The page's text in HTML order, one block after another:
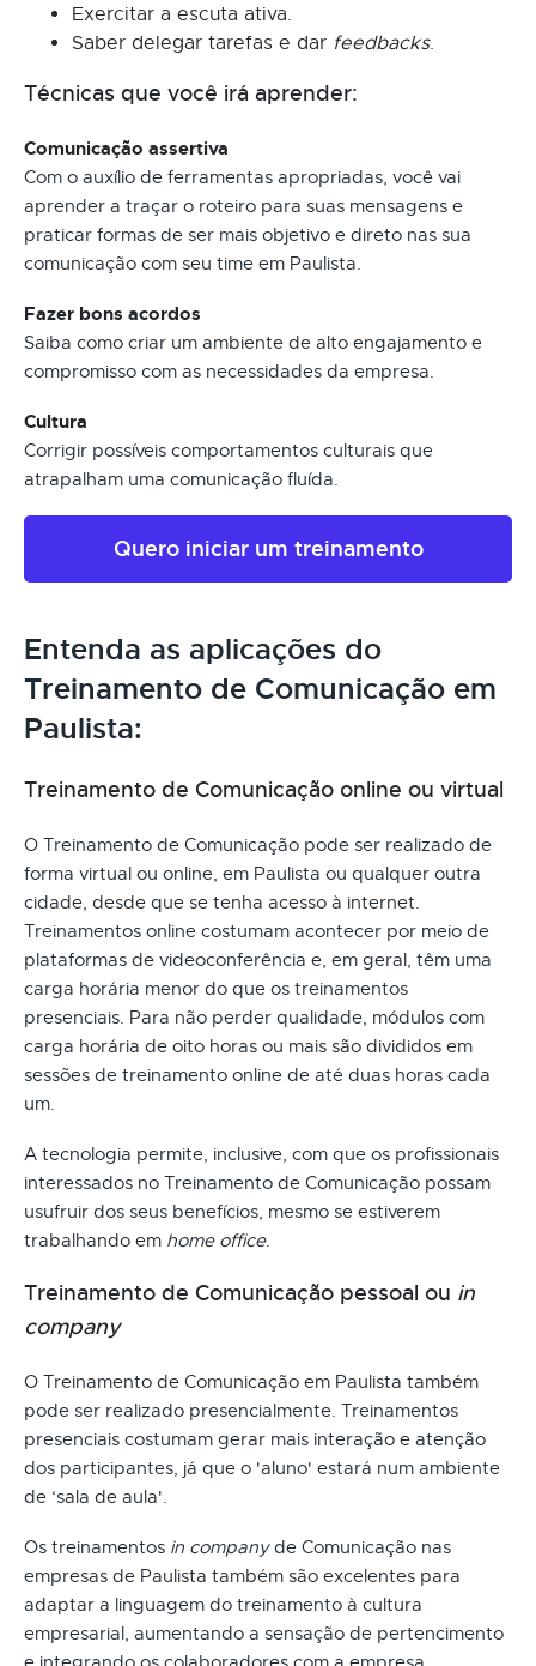
Exercitar a escuta ativa.
Saber delegar tarefas e dar feedbacks.
Técnicas que você irá aprender:
Comunicação assertiva
Com o auxílio de ferramentas apropriadas, você vai
aprender a traçar o roteiro para suas mensagens e
praticar formas de ser mais objetivo e direto nas sua
comunicação com seu time em Paulista.
Fazer bons acordos
Saiba como criar um ambiente de alto engajamento e
compromisso com as necessidades da empresa.
Cultura
Corrigir possíveis comportamentos culturais que
atrapalham uma comunicação fluída.
Quero iniciar um treinamento
Entenda as aplicações do
Treinamento de Comunicação em
Paulista:
Treinamento de Comunicação online ou virtual
O Treinamento de Comunicação pode ser realizado de
forma virtual ou online, em Paulista ou qualquer outra
cidade, desde que se tenha acesso à internet.
Treinamentos online costumam acontecer por meio de
plataformas de videoconferência e, em geral, têm uma
carga horária menor do que os treinamentos
presenciais. Para não perder qualidade, módulos com
carga horária de oito horas ou mais são divididos em
sessões de treinamento online de até duas horas cada
um.
A tecnologia permite, inclusive, com que os profissionais
interessados no Treinamento de Comunicação possam
usufruir dos seus benefícios, mesmo se estiverem
trabalhando em home office.
Treinamento de Comunicação pessoal ou in
company
O Treinamento de Comunicação em Paulista também
pode ser realizado presencialmente. Treinamentos
presenciais costumam gerar mais interação e atenção
dos participantes, já que o 'aluno' estará num ambiente
de ‘sala de aula'.
Os treinamentos in companyde Comunicação nas
empresas de Paulista também são excelentes para
adaptar a linguagem do treinamento à cultura
empresarial, aumentando a sensação de pertencimento